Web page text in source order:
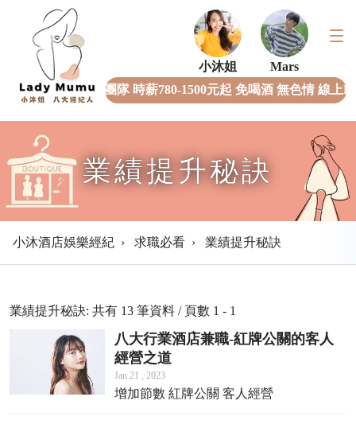
小沐姐
Mars
全女經紀團隊 時薪780-1500元起 免喝酒 無色情 線上
業績提升秘訣
小沐酒店娛樂經紀 › 求職必看 › 業績提升秘訣
業績提升秘訣: 共有 13 筆資料 / 頁數 1 - 1
八大行業酒店兼職-紅牌公關的客人
經營之道
Jan 21 , 2023
增加節數 紅牌公關 客人經營